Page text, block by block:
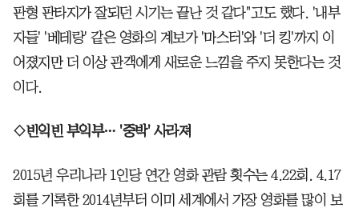
판형 판타지가 잘되던 시기는 끝난 것 같다"고도 했다. '내부
자들' '베테랑' 같은 영화의 계보가 '마스터'와 '더 킹'까지 이
어졌지만 더 이상 관객에게 새로운 느낌을 주지 못한다는 것
이다.
◇빈익빈 부익부… '중박' 사라져
2015년 우리나라 1인당 연간 영화 관람 횟수는 4.22회. 4.17
회를 기록한 2014년부터 이미 세계에서 가장 영화를 많이 보